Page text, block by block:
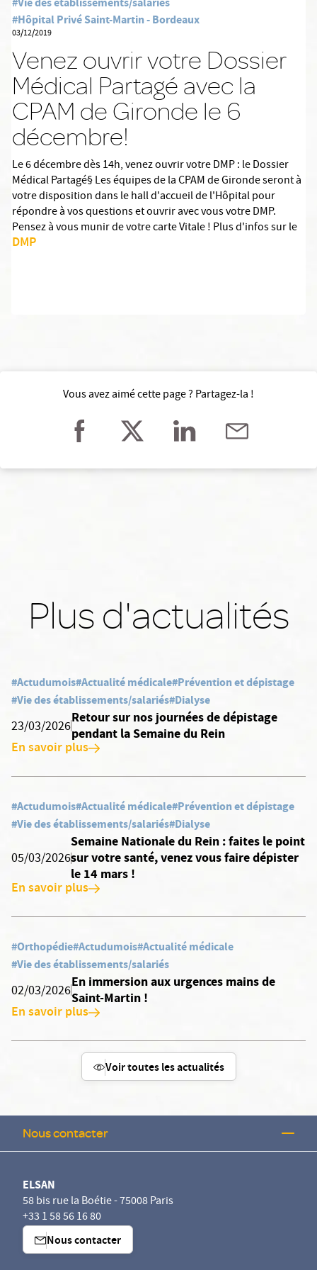
#Hôpital Privé Saint-Martin - Bordeaux
03/12/2019
Venez ouvrir votre Dossier
Médical Partagé avec la
CPAM de Gironde le 6
décembre!
Le 6 décembre dès 14h, venez ouvrir votre DMP : le Dossier
Médical Partagé§ Les équipes de la CPAM de Gironde seront à
votre disposition dans le hall d'accueil de l'Hôpital pour
répondre à vos questions et ouvrir avec vous votre DMP.
Pensez à vous munir de votre carte Vitale ! Plus d'infos sur le
DMP
Vous avez aimé cette page ? Partagez-la !
Plus d'actualités
#Actudumois#Actualité médicale#Prévention et dépistage
#Vie des établissements/salariés#Dialyse
23/03/2026
Retour sur nos journées de dépistage
pendant la Semaine du Rein
En savoir plus
#Actudumois#Actualité médicale#Prévention et dépistage
#Vie des établissements/salariés#Dialyse
05/03/2026
Semaine Nationale du Rein : faites le point
sur votre santé, venez vous faire dépister
le 14 mars !
En savoir plus
#Orthopédie#Actudumois#Actualité médicale
#Vie des établissements/salariés
02/03/2026
En immersion aux urgences mains de
Saint-Martin !
En savoir plus
Voir toutes les actualités
Nous contacter
ELSAN
58 bis rue la Boétie - 75008 Paris
+33 1 58 56 16 80
Nous contacter